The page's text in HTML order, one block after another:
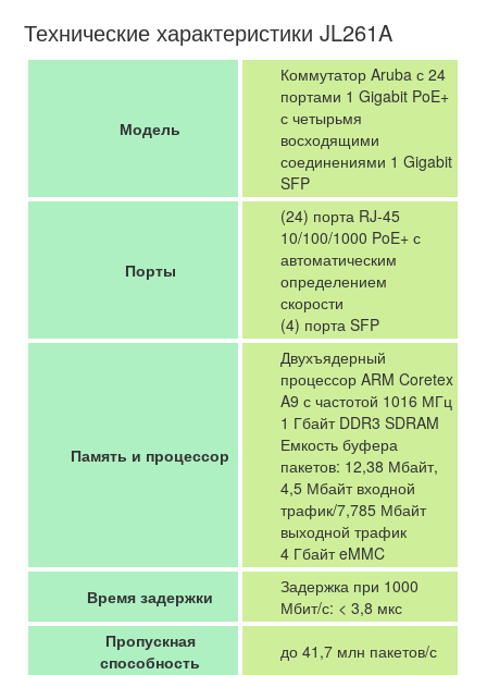
Технические характеристики JL261A
Модель
Коммутатор Aruba с 24
портами 1 Gigabit PoE+
с четырьмя
восходящими
соединениями 1 Gigabit
SFP
Порты
(24) порта RJ-45
10/100/1000 PoE+ с
автоматическим
определением
скорости
(4) порта SFP
Память и процессор
Двухъядерный
процессор ARM Coretex
A9 с частотой 1016 МГц
1 Гбайт DDR3 SDRAM
Емкость буфера
пакетов: 12,38 Мбайт,
4,5 Мбайт входной
трафик/7,785 Мбайт
выходной трафик
4 Гбайт eMMC
Время задержки
Задержка при 1000
Мбит/с: < 3,8 мкс
Пропускная
способность
до 41,7 млн пакетов/с